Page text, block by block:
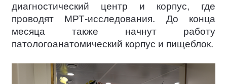
диагностический центр и корпус, где
проводят МРТ-исследования. До конца
месяца также начнут работу
патологоанатомический корпус и пищеблок.